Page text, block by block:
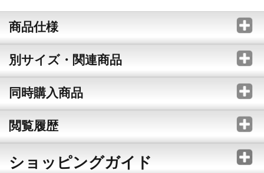
商品仕様
別サイズ・関連商品
同時購入商品
閲覧履歴
ショッピングガイド